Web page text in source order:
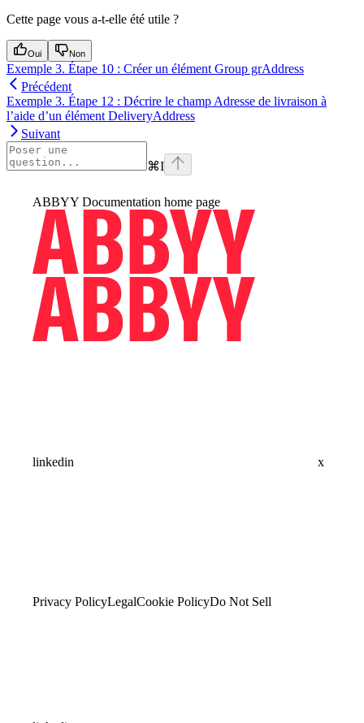
Cette page vous a-t-elle été utile ?
Oui Non
Exemple 3. Étape 10 : Créer un élément Group grAddress
Précédent
Exemple 3. Étape 12 : Décrire le champ Adresse de livraison à
l’aide d’un élément DeliveryAddress
Suivant
⌘I
ABBYY Documentation home page
linkedin x
Privacy PolicyLegalCookie PolicyDo Not Sell